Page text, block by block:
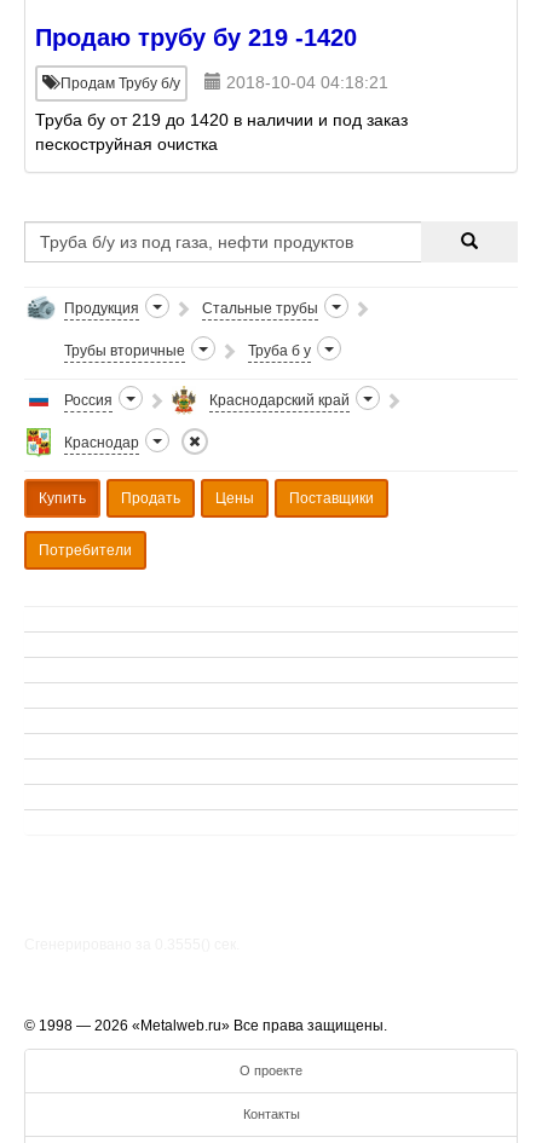
Продаю трубу бу 219 -1420
Продам Трубу б/у
2018-10-04 04:18:21
Труба бу от 219 до 1420 в наличии и под заказ
пескоструйная очистка
Продукция Стальные трубы
Трубы вторичные Труба б у
Россия Краснодарский край
Краснодар
Купить Продать Цены Поставщики
Потребители
© 1998 — 2026 «Metalweb.ru» Все права защищены.
О проекте
Контакты